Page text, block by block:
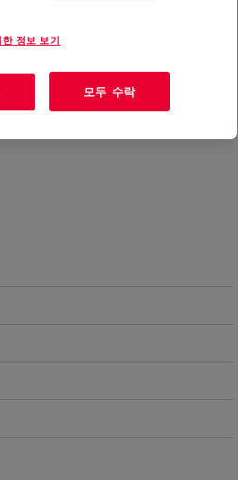
로도 효과적이며, 가장 효율적이
감사는 공급업체 보증을 사용
에 의해 실시됩니다. 식품 안전
정보 보기
모두 수락